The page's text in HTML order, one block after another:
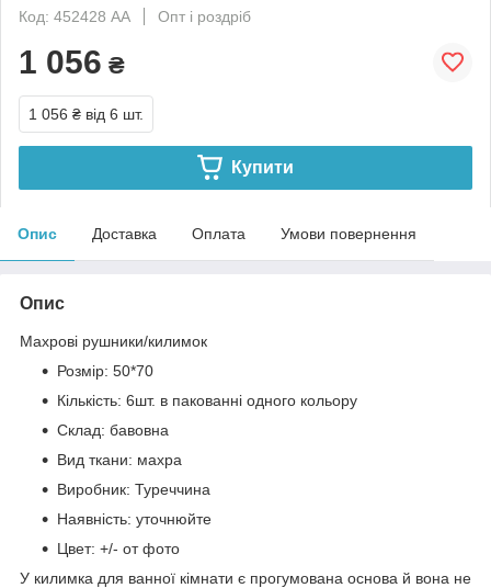
Код: 452428 АА
Опт і роздріб
1 056 ₴
1 056 ₴ від 6 шт.
Купити
Опис Доставка Оплата Умови повернення
Опис
Махрові рушники/килимок
Розмір: 50*70
Кількість: 6шт. в пакованні одного кольору
Склад: бавовна
Вид ткани: махра
Виробник: Туреччина
Наявність: уточнюйте
Цвет: +/- от фото
У килимка для ванної кімнати є прогумована основа й вона не